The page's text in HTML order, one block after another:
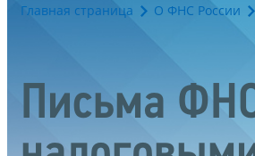
Главная страница О ФНС России
Письма